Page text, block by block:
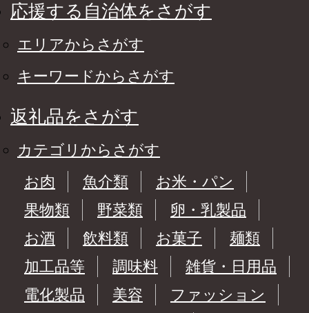
応援する自治体をさがす
エリアからさがす
キーワードからさがす
返礼品をさがす
カテゴリからさがす
お肉
魚介類
お米・パン
果物類
野菜類
卵・乳製品
お酒
飲料類 お菓子
麺類
加工品等
調味料
雑貨・日用品
電化製品
美容
ファッション